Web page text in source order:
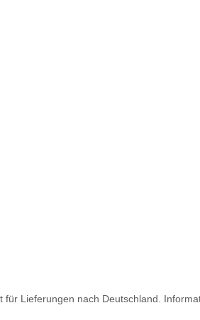
für Lieferungen nach Deutschland.